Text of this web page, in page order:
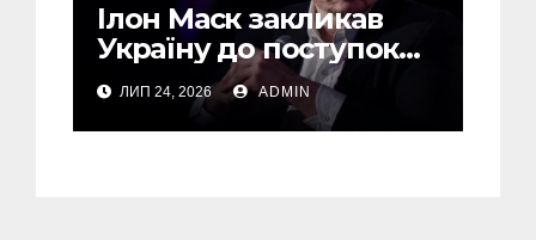
Ілон Маск закликав
Україну до поступок
Путіну – The Economist
ЛИП 24, 2026 ADMIN